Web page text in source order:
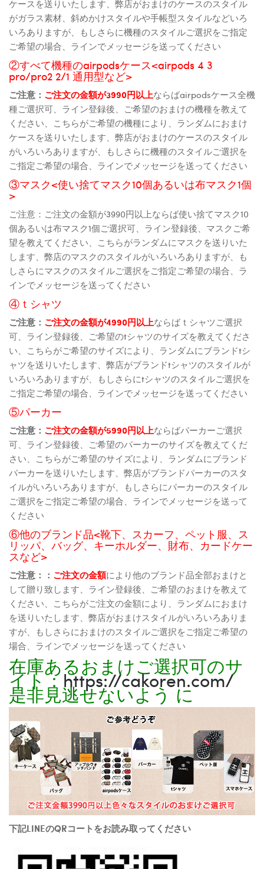
ケースを送りいたします、弊店がおまけのケースのスタイル
がガラス素材、斜めかけスタイルや手帳型スタイルなどいろ
いろありますが、もしさらに機種のスタイルご選択をご指定
ご希望の場合、ラインでメッセージを送ってください
②すべて機種のairpodsケース<airpods 4 3
pro/pro2 2/1 通用型など>
ご注意： ご注文の金額が3990円以上ならばairpodsケース全機
種ご選択可、ライン登録後、ご希望のおまけの機種を教えて
ください、こちらがご希望の機種により、ランダムにおまけ
ケースを送りいたします、弊店がおまけのケースのスタイル
がいろいろありますが、もしさらに機種のスタイルご選択を
ご指定ご希望の場合、ラインでメッセージを送ってください
③マスク<使い捨てマスク10個あるいは布マスク1個
>
ご注意：ご注文の金額が3990円以上ならば使い捨てマスク10
個あるいは布マスク1個ご選択可、ライン登録後、マスクご希
望を教えてください、こちらがランダムにマスクを送りいた
します、弊店のマスクのスタイルがいろいろありますが、も
しさらにマスクのスタイルご選択をご指定ご希望の場合、ラ
インでメッセージを送ってください
④ｔシャツ
ご注意： ご注文の金額が4990円以上ならばｔシャツご選択
可、ライン登録後、ご希望のtシャツのサイズを教えてくださ
い、こちらがご希望のサイズにより、ランダムにブランドtシ
ャツを送りいたします、弊店がブランドtシャツのスタイルが
いろいろありますが、もしさらにtシャツのスタイルご選択を
ご指定ご希望の場合、ラインでメッセージを送ってください
⑤パーカー
ご注意： ご注文の金額が5990円以上ならばパーカーご選択
可、ライン登録後、ご希望のパーカーのサイズを教えてくだ
さい、こちらがご希望のサイズにより、ランダムにブランド
パーカーを送りいたします、弊店がブランドパーカーのスタ
イルがいろいろありますが、もしさらにパーカーのスタイル
ご選択をご指定ご希望の場合、ラインでメッセージを送って
ください
⑥他のブランド品<靴下、スカーフ、ペット服、ス
リッパ、バッグ、キーホルダー、財布、カードケー
スなど>
ご注意：： ご注文の金額により他のブランド品全部おまけと
して贈り致します、ライン登録後、ご希望のおまけを教えて
ください、こちらがご注文の金額により、ランダムにおまけ
を送りいたします、弊店がおまけスタイルがいろいろありま
すが、もしさらにおまけのスタイルご選択をご指定ご希望の
場合、ラインでメッセージを送ってください
在庫あるおまけご選択可のサ
イト：https://cakoren.com/
是非見逃せないよう に
下記LINEのQRコートをお読み取ってください